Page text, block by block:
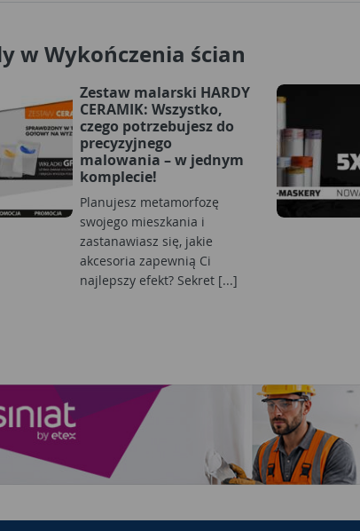
w Wykończenia ścian
Zestaw malarski HARDY
CERAMIK: Wszystko,
czego potrzebujesz do
precyzyjnego
malowania – w jednym
komplecie!
Planujesz metamorfozę
swojego mieszkania i
zastanawiasz się, jakie
akcesoria zapewnią Ci
najlepszy efekt? Sekret [...]